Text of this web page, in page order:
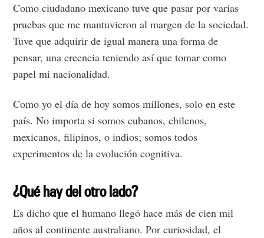
Como ciudadano mexicano tuve que pasar por varias
pruebas que me mantuvieron al margen de la sociedad.
Tuve que adquirir de igual manera una forma de
pensar, una creencia teniendo así que tomar como
papel mi nacionalidad.
Como yo el día de hoy somos millones, solo en este
país. No importa si somos cubanos, chilenos,
mexicanos, filipinos, o indios; somos todos
experimentos de la evolución cognitiva.
¿Qué hay del otro lado?
Es dicho que el humano llegó hace más de cien mil
años al continente australiano. Por curiosidad, el